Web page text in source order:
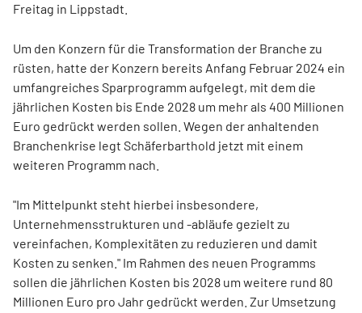
Freitag in Lippstadt.
Um den Konzern für die Transformation der Branche zu
rüsten, hatte der Konzern bereits Anfang Februar 2024 ein
umfangreiches Sparprogramm aufgelegt, mit dem die
jährlichen Kosten bis Ende 2028 um mehr als 400 Millionen
Euro gedrückt werden sollen. Wegen der anhaltenden
Branchenkrise legt Schäferbarthold jetzt mit einem
weiteren Programm nach.
"Im Mittelpunkt steht hierbei insbesondere,
Unternehmensstrukturen und -abläufe gezielt zu
vereinfachen, Komplexitäten zu reduzieren und damit
Kosten zu senken." Im Rahmen des neuen Programms
sollen die jährlichen Kosten bis 2028 um weitere rund 80
Millionen Euro pro Jahr gedrückt werden. Zur Umsetzung